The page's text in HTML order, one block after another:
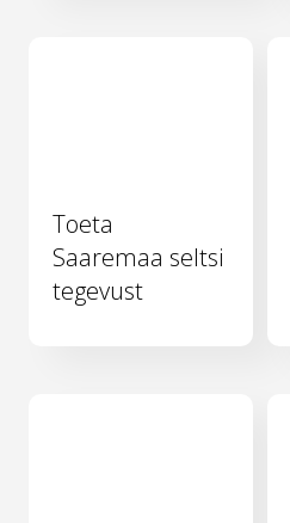
Toeta
Saaremaa seltsi
tegevust